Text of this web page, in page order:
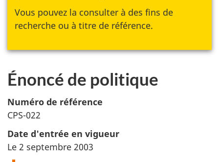
Vous pouvez la consulter à des fins de
recherche ou à titre de référence.
Énoncé de politique
Numéro de référence
CPS-022
Date d'entrée en vigueur
Le 2 septembre 2003